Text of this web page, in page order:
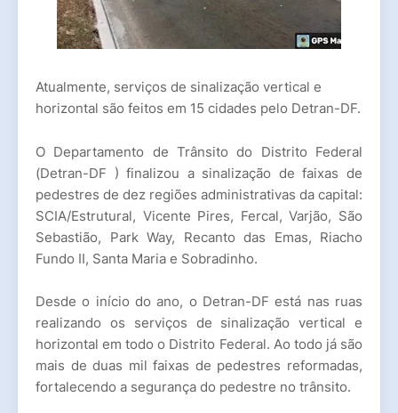
Atualmente, serviços de sinalização vertical e
horizontal são feitos em 15 cidades pelo Detran-DF.
O Departamento de Trânsito do Distrito Federal
(Detran-DF ) finalizou a sinalização de faixas de
pedestres de dez regiões administrativas da capital:
SCIA/Estrutural, Vicente Pires, Fercal, Varjão, São
Sebastião, Park Way, Recanto das Emas, Riacho
Fundo II, Santa Maria e Sobradinho.
Desde o início do ano, o Detran-DF está nas ruas
realizando os serviços de sinalização vertical e
horizontal em todo o Distrito Federal. Ao todo já são
mais de duas mil faixas de pedestres reformadas,
fortalecendo a segurança do pedestre no trânsito.